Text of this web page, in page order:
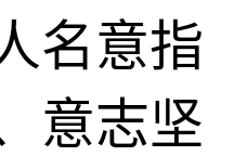
名意指
意志坚